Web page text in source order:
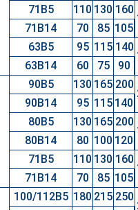
71B5
110 130 160
71B14 70 85 105
63B5
95 115 140
63B14 60 75 90
90B5 130 165 200
90B14 95 115 140
80B5
130 165 200
80B14 80 100 120
71B5
110 130 160
71B14 70 85 105
100/112B5 180 215 250